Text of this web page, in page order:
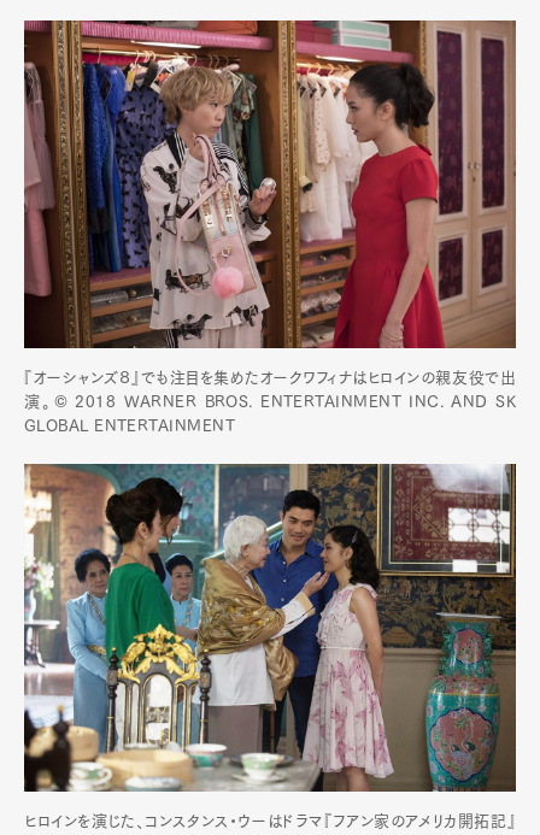
『オーシャンズ８』でも注目を集めたオークワフィナはヒロインの親友役で出
演。© 2018 WARNER BROS. ENTERTAINMENT INC. AND SK
GLOBAL ENTERTAINMENT
ヒロインを演じた、コンスタンス・ウーはドラマ『フアン家のアメリカ開拓記』